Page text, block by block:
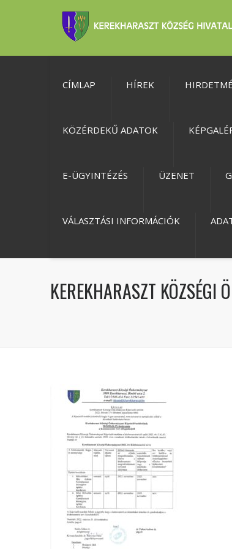
CÍMLAP HÍREK
KÖZÉRDEKŰ ADATOK
E-ÜGYINTÉZÉS ÜZENET
VÁLASZTÁSI INFORMÁCIÓK
KEREKHARASZT KÖZSÉGI